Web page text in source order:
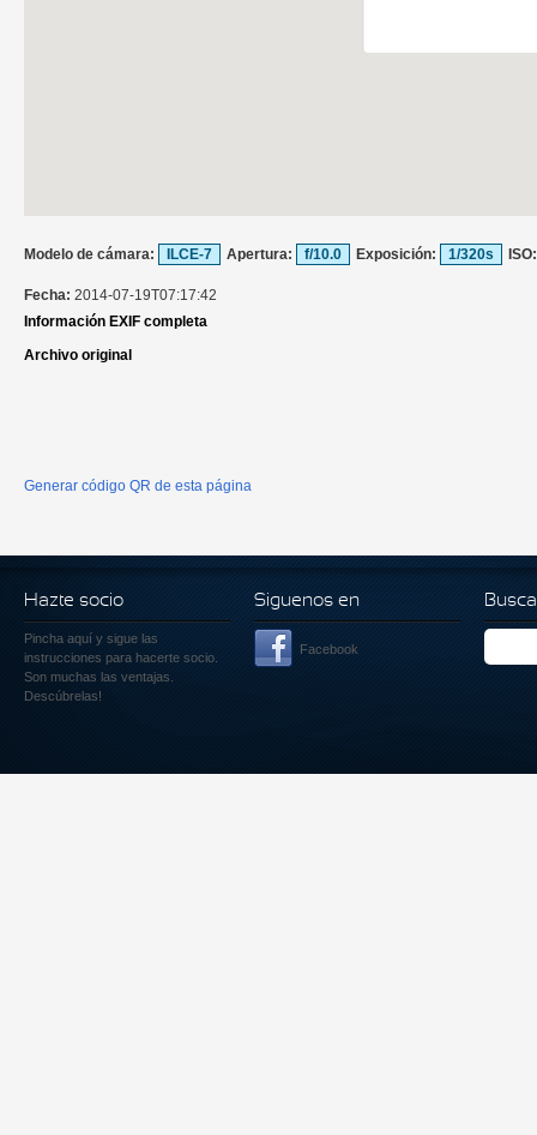
Modelo de cámara: ILCE-7 Apertura: f/10.0 Exposición: 1/320s
Fecha: 2014-07-19T07:17:42
Información EXIF completa
Archivo original
Generar código QR de esta página
Hazte socio
Pincha aquí y sigue las
instrucciones para hacerte socio.
Son muchas las ventajas.
Descúbrelas!
Siguenos en
Facebook